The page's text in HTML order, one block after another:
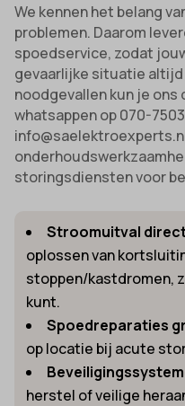
We kennen het belang
problemen. Daarom
spoedservice, zodat
gevaarlijke situatie
noodgevallen kun je ons
whatsappen op 070-
storingsdiensten voor
Stroomuitval
oplossen van
stoppen/kastdromen,
kunt.
Spoedreparaties
op locatie bij acute
herstel of veilige